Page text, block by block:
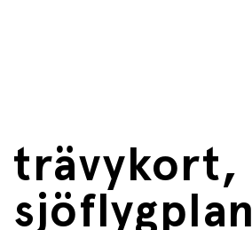
trävykort,
sjöflygplan